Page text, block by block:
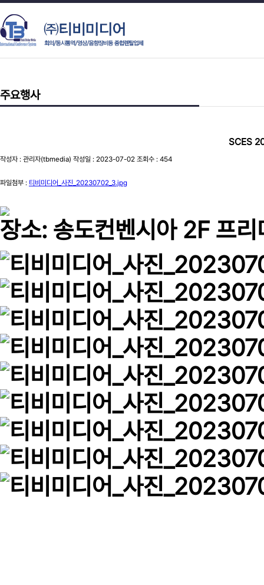
주요행사
SCES
작성자 : 관리자(tbmedia) 작성일 : 2023-07-02 조회수 : 454
파일첨부 : 티비미디어_사진_20230702_3.jpg
장소: 송도컨벤시아 2F 프리